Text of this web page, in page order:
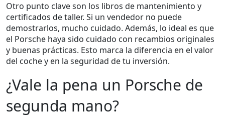
Otro punto clave son los libros de mantenimiento y
certificados de taller. Si un vendedor no puede
demostrarlos, mucho cuidado. Además, lo ideal es que
el Porsche haya sido cuidado con recambios originales
y buenas prácticas. Esto marca la diferencia en el valor
del coche y en la seguridad de tu inversión.
¿Vale la pena un Porsche de
segunda mano?